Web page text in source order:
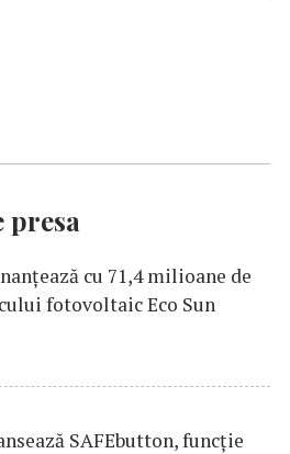
presa
cu 71,4 milioane de
fotovoltaic Eco Sun
SAFEbutton, funcţie